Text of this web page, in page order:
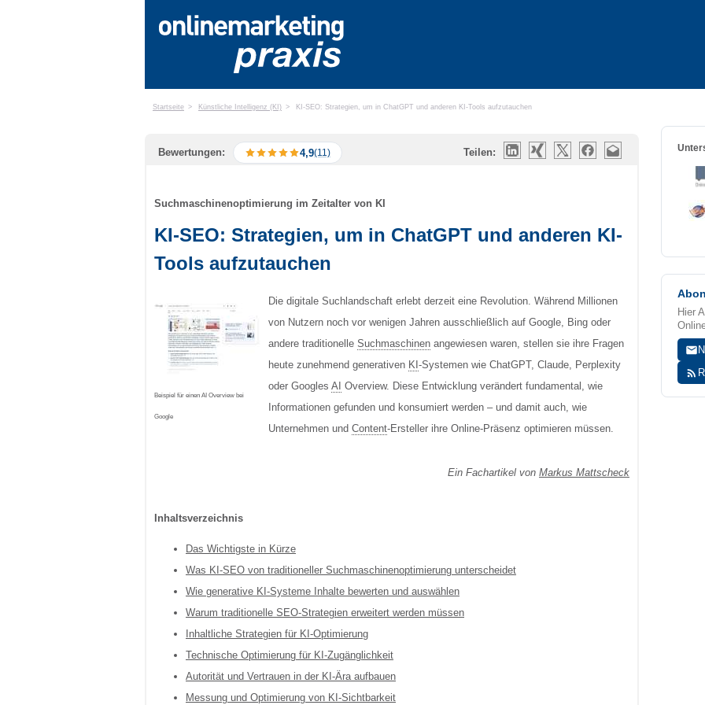
Startseite > Künstliche Intelligenz (KI) > KI-SEO: Strategien, um in ChatGPT und anderen KI-Tools aufzutauchen
Hier
Bewertungen: 4,9(11) Teilen:
Suchmaschinenoptimierung im Zeitalter von KI
KI-SEO: Strategien, um in ChatGPT und anderen KI-
Tools aufzutauchen
Beispiel für einen AI Overview bei
Google
Die digitale Suchlandschaft erlebt derzeit eine Revolution. Während Millionen
von Nutzern noch vor wenigen Jahren ausschließlich auf Google, Bing oder
andere traditionelle Suchmaschinen angewiesen waren, stellen sie ihre Fragen
heute zunehmend generativen KI-Systemen wie ChatGPT, Claude, Perplexity
oder Googles AI Overview. Diese Entwicklung verändert fundamental, wie
Informationen gefunden und konsumiert werden – und damit auch, wie
Unternehmen und Content-Ersteller ihre Online-Präsenz optimieren müssen.
Ein Fachartikel von Markus Mattscheck
Inhaltsverzeichnis
Das Wichtigste in Kürze
Was KI-SEO von traditioneller Suchmaschinenoptimierung unterscheidet
Wie generative KI-Systeme Inhalte bewerten und auswählen
Warum traditionelle SEO-Strategien erweitert werden müssen
Inhaltliche Strategien für KI-Optimierung
Technische Optimierung für KI-Zugänglichkeit
Autorität und Vertrauen in der KI-Ära aufbauen
Messung und Optimierung von KI-Sichtbarkeit